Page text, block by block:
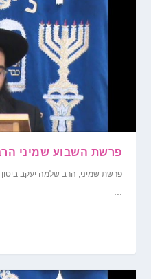
פרשת השבוע שמיני
פרשת שמיני הרב שלמה יעקב ביטון